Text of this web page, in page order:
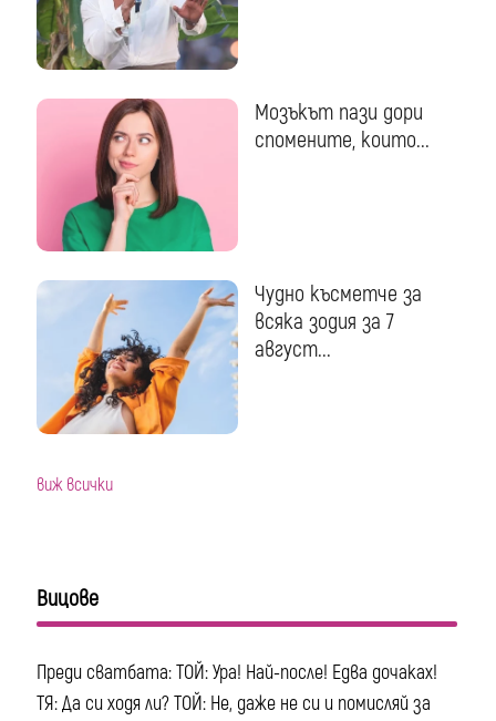
Мозъкът пази дори
спомените, които...
Чудно късметче за
всяка зодия за 7
август...
виж всички
Вицове
Преди сватбата: ТОЙ: Ура! Най-после! Едва дочаках!
ТЯ: Да си ходя ли? ТОЙ: Не, даже не си и помисляй за